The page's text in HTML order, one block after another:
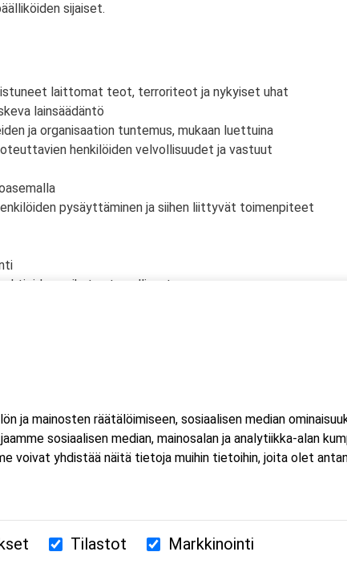
sijaiset.
laittomat teot, terroriteot ja nykyiset uhat
lainsäädäntö
ja organisaation tuntemus, mukaan luettuina
henkilöiden velvollisuudet ja vastuut
pysäyttäminen ja siihen liittyvät toimenpiteet
vaikutus turvallisuuteen
ja velvollisuudet)
turvatarkastusmenetelmien suorituskyvyn ja rajoitusten
/ 00380 Helsinki
ja mainosten räätälöimiseen, sosiaalisen median
sosiaalisen median, mainosalan ja analytiikka-alan
voivat yhdistää näitä tietoja muihin tietoihin, joita olet
Tilastot Markkinointi